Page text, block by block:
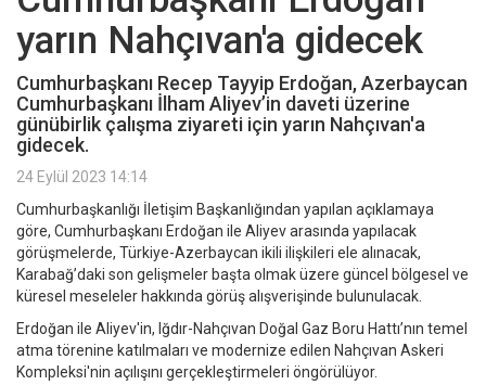
yarın Nahçıvan'a gidecek
Cumhurbaşkanı Recep Tayyip Erdoğan, Azerbaycan
Cumhurbaşkanı İlham Aliyev’in daveti üzerine
günübirlik çalışma ziyareti için yarın Nahçıvan'a
gidecek.
24 Eylül 2023 14:14
Cumhurbaşkanlığı İletişim Başkanlığından yapılan açıklamaya
göre, Cumhurbaşkanı Erdoğan ile Aliyev arasında yapılacak
görüşmelerde, Türkiye-Azerbaycan ikili ilişkileri ele alınacak,
Karabağ’daki son gelişmeler başta olmak üzere güncel bölgesel ve
küresel meseleler hakkında görüş alışverişinde bulunulacak.
Erdoğan ile Aliyev'in, Iğdır-Nahçıvan Doğal Gaz Boru Hattı’nın temel
atma törenine katılmaları ve modernize edilen Nahçıvan Askeri
Kompleksi'nin açılışını gerçekleştirmeleri öngörülüyor.